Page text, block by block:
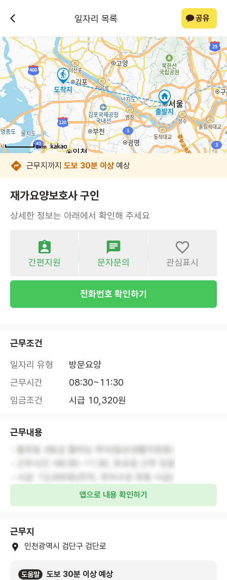
일자리 목록 공유
8km
8km
8km
8km
8km
8km
8km
8km
근무지까지 도보 30분 이상 예상
재가요양보호사 구인
상세한 정보는 아래에서 확인해 주세요
간편지원 문자문의 관심표시
전화번호 확인하기
근무조건
일자리 유형
방문요양
근무시간
08:30~11:30
임금조건
시급 10,320원
근무내용
- 불로동 3등급 할머님 케어(일상생활지원등)
앱으로 내용 확인하기
근무지
인천광역시 검단구 검단로
도움말 도보 30분 이상 예상